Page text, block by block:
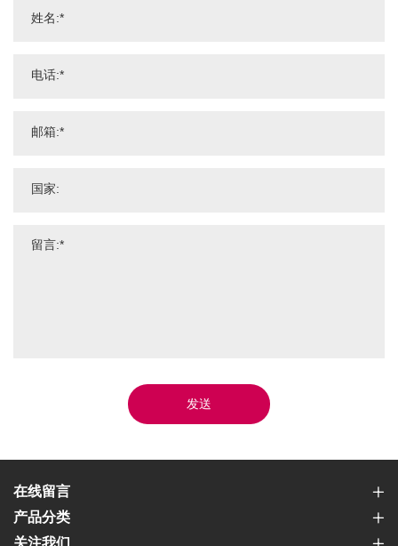
发送
在线留言
产品分类